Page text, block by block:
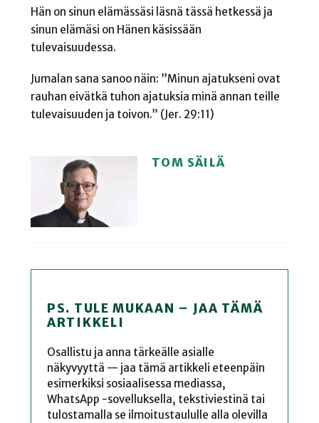
Hän on sinun elämässäsi läsnä tässä hetkessä ja
sinun elämäsi on Hänen käsissään
tulevaisuudessa.
Jumalan sana sanoo näin: ”Minun ajatukseni ovat
rauhan eivätkä tuhon ajatuksia minä annan teille
tulevaisuuden ja toivon.” (Jer. 29:11)
TOM SÄILÄ
PS. TULE MUKAAN – JAA TÄMÄ
ARTIKKELI
Osallistu ja anna tärkeälle asialle
näkyvyyttä — jaa tämä artikkeli eteenpäin
esimerkiksi sosiaalisessa mediassa,
WhatsApp -sovelluksella, tekstiviestinä tai
tulostamalla se ilmoitustaululle alla olevilla